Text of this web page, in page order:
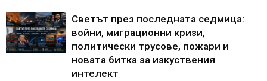
Светът през последната седмица:
войни, миграционни кризи,
политически трусове, пожари и
новата битка за изкуствения
интелект